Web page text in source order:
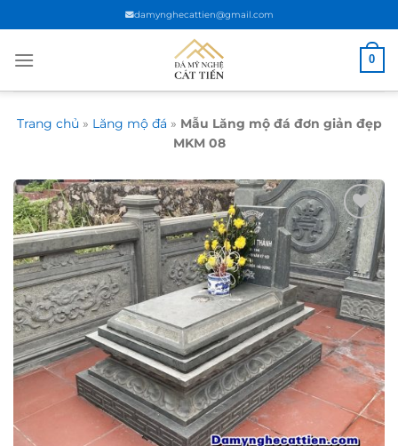
đến
nội
damynghecattien@gmail.com
0
Trang chủ » Lăng mộ đá » Mẫu Lăng mộ đá đơn giản đẹp
MKM 08